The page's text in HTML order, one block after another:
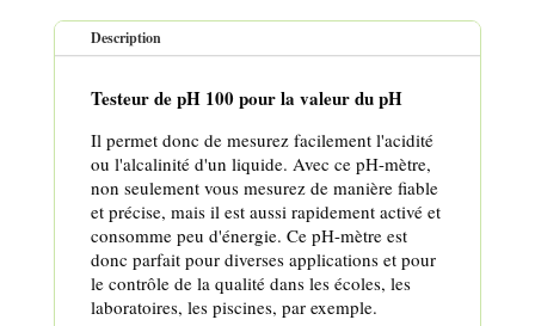
Description
Testeur de pH 100 pour la valeur du pH
Il permet donc de mesurez facilement l'acidité
ou l'alcalinité d'un liquide. Avec ce pH-mètre,
non seulement vous mesurez de manière fiable
et précise, mais il est aussi rapidement activé et
consomme peu d'énergie. Ce pH-mètre est
donc parfait pour diverses applications et pour
le contrôle de la qualité dans les écoles, les
laboratoires, les piscines, par exemple.